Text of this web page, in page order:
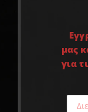
μας
για